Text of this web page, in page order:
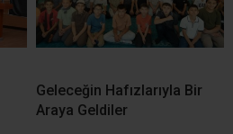
Geleceğin Hafızlarıyla Bir
Araya Geldiler